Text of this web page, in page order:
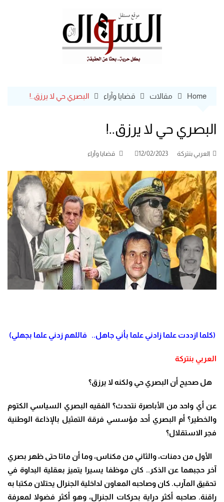
Home مقالات قضايا وآراء البصري حي لا يرزق..!
البصري حي لا يرزق..!
العربي بنتركة 12/02/2023 قضايا وآراء
(كلما ازددت علما زادني علما بأني جاهل.. فاللهم زدني علما بجهلي)
العربي بنتركة
هل صحيح أن البصري حي ولكنه لا يرزق؟
عن أي واحد من الأباصرة نتحدث؟ الفقيه البصري السياسي الكتوم
والخطير؟ أم البصري أحد مؤسسي فرقة التمثيل بالإذاعة الوطنية
فجر الاستقلال؟
الأول من دمنات، والثاني من مكناس، وما أن ماتا حتى ظهر بصري
آخر حجبهما عن الذكر.. كان موظفا يسيرا يتميز بعقلية البداوة في
تحقيق المآرب. كان وصاحبه المعاون لداخلية الجنرال يحتلان مكتبا به
راقنة. صاحبه أكثر دراية بحركات الجنرال، وهو أكثر فضولا لمعرفة